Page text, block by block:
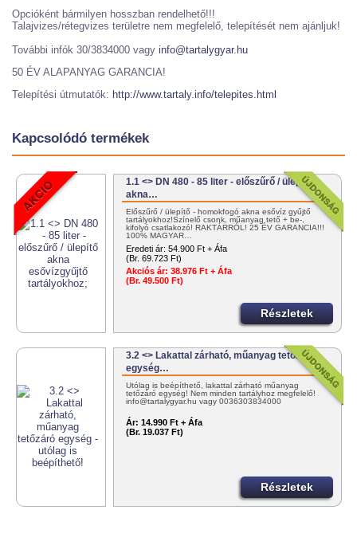
Opcióként bármilyen hosszban rendelhető!!!
Talajvizes/rétegvizes területre nem megfelelő, telepítését nem ajánljuk!
További infók 30/3834000 vagy info@tartalygyar.hu
50 ÉV ALAPANYAG GARANCIA!
Telepítési útmutatók: http://www.tartaly.info/telepites.html
Kapcsolódó termékek
1.1 <> DN 480 - 85 liter - előszűrő / ülepítő
akna…
Előszűrő / ülepítő - homokfogó akna esővíz gyűjtő
tartályokhoz!Színelő csonk, műanyag tető + be-,
kifolyó csatlakozó! RAKTÁRRÓL! 25 ÉV GARANCIA!!!
100% MAGYAR…
Eredeti ár: 54.900 Ft + Áfa
(Br. 69.723 Ft)
Akciós ár: 38.976 Ft + Áfa
(Br. 49.500 Ft)
Részletek
3.2 <> Lakattal zárható, műanyag tetőzáró
egység…
Utólag is beépíthető, lakattal zárható műanyag
tetőzáró egység! Nem minden tartályhoz megfelelő!
info@tartalygyar.hu vagy 0036303834000
Ár: 14.990 Ft + Áfa
(Br. 19.037 Ft)
Részletek